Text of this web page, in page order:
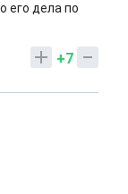
его дела по
+7